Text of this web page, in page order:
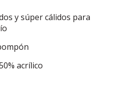
y súper cálidos para
acrílico